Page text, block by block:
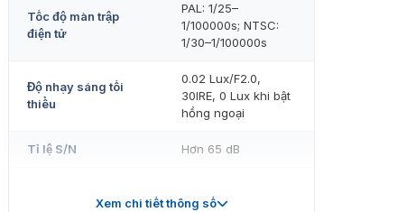
Tốc độ màn trập
điện tử
PAL: 1/25–
1/100000s; NTSC:
1/30–1/100000s
Độ nhạy sáng tối
thiểu
0.02 Lux/F2.0,
30IRE, 0 Lux khi bật
hồng ngoại
Tỉ lệ S/N Hơn 65 dB
Xem chi tiết thông số